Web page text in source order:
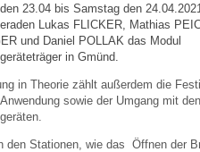
23.04 bis Samstag den
Lukas FLICKER, Mathias
und Daniel POLLAK das Modul
in Gmünd.
in Theorie zählt außerdem die
sowie der Umgang mit den
den Stationen, wie das Öffnen der